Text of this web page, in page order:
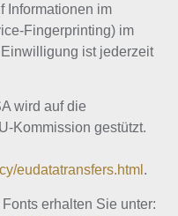
Informationen im
Fingerprinting) im
ist jederzeit
wird auf die
Kommission gestützt.
eudatatransfers.html .
erhalten Sie unter: